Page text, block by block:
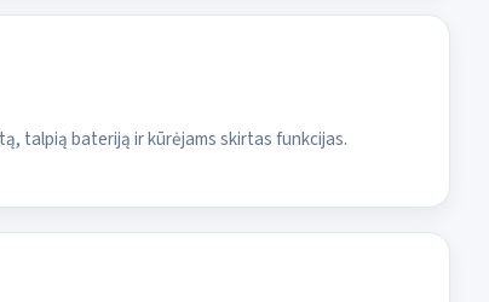
talpią bateriją ir kūrėjams skirtas funkcijas.